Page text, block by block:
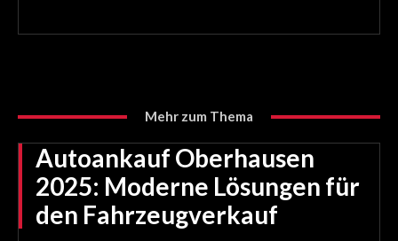
Mehr zum Thema
Autoankauf Oberhausen
2025: Moderne Lösungen für
den Fahrzeugverkauf